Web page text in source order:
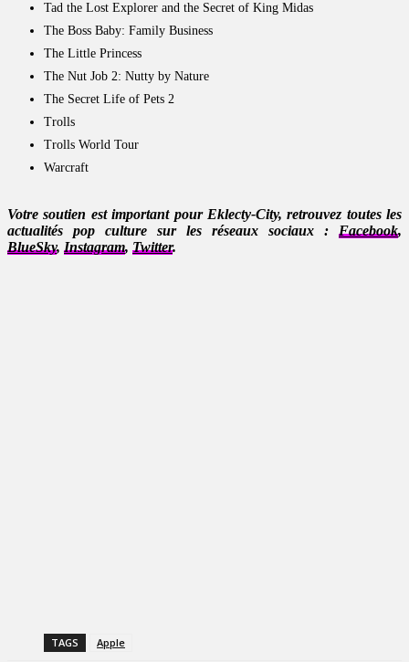
Tad the Lost Explorer and the Secret of King Midas
The Boss Baby: Family Business
The Little Princess
The Nut Job 2: Nutty by Nature
The Secret Life of Pets 2
Trolls
Trolls World Tour
Warcraft
Votre soutien est important pour Eklecty-City, retrouvez toutes les
actualités pop culture sur les réseaux sociaux : Facebook,
BlueSky, Instagram, Twitter.
TAGS Apple